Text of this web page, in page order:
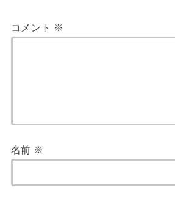
コメント ※
名前 ※